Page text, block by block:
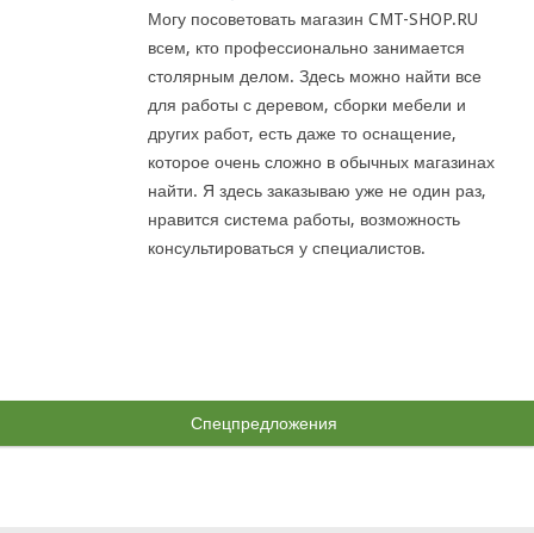
Могу посоветовать магазин CMT-SHOP.RU
всем, кто профессионально занимается
столярным делом. Здесь можно найти все
для работы с деревом, сборки мебели и
других работ, есть даже то оснащение,
которое очень сложно в обычных магазинах
найти. Я здесь заказываю уже не один раз,
нравится система работы, возможность
консультироваться у специалистов.
Спецпредложения